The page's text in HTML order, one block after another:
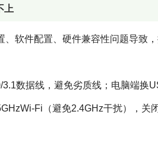
上
软件配置、硬件兼容性问题导致，
数据线，避免劣质线；电脑端换
Fi（避免2.4GHz干扰），关